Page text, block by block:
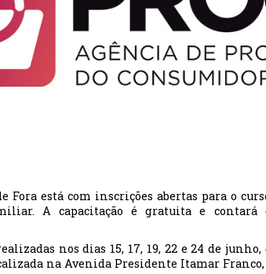
Fora está com inscrições abertas para o
A capacitação é gratuita e contará
nos dias 15, 17, 19, 22 e 24 de
na Avenida Presidente Itamar Franco,